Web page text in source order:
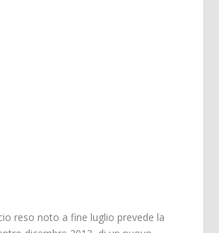
reso noto a fine luglio prevede la